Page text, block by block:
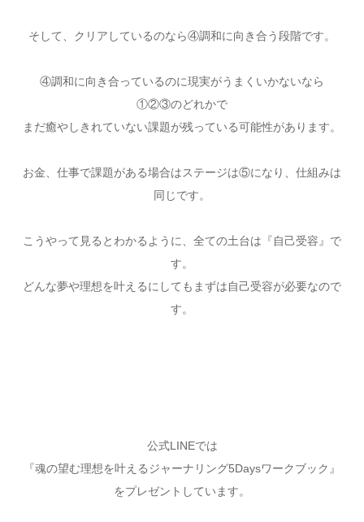
そして、クリアしているのなら④調和に向き合う段階です。
④調和に向き合っているのに現実がうまくいかないなら
①②③のどれかで
まだ癒やしきれていない課題が残っている可能性があります。
お金、仕事で課題がある場合はステージは⑤になり、仕組みは
同じです。
こうやって見るとわかるように、全ての土台は『自己受容』で
す。
どんな夢や理想を叶えるにしてもまずは自己受容が必要なので
す。
公式LINEでは
『魂の望む理想を叶えるジャーナリング5Daysワークブック』
をプレゼントしています。